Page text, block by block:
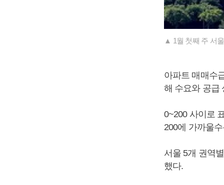
▲ 1월 첫째 주 서
아파트 매매수
해 수요와 공급
0~200 사이로
200에 가까울
서울 5개 권역
했다.